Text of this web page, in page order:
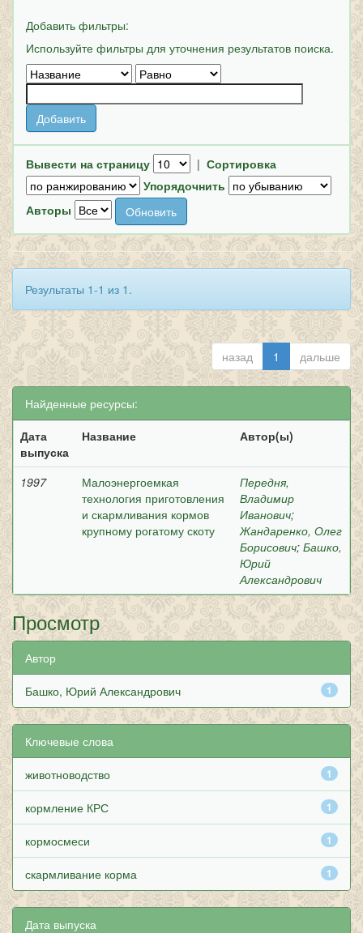
Добавить фильтры:
Используйте фильтры для уточнения результатов поиска.
Вывести на страницу | Сортировка
Упорядочнить
Авторы
Результаты 1-1 из 1.
назад 1 дальше
Найденные ресурсы:
Дата
выпуска
Название Автор(ы)
1997
Малоэнергоемкая
технология приготовления
и скармливания кормов
крупному рогатому скоту
Передня,
Владимир
Иванович;
Жандаренко, Олег
Борисович; Башко,
Юрий
Александрович
Просмотр
Автор
1
Башко, Юрий Александрович
Ключевые слова
1
животноводство
1
кормление КРС
1
кормосмеси
1
скармливание корма
Дата выпуска